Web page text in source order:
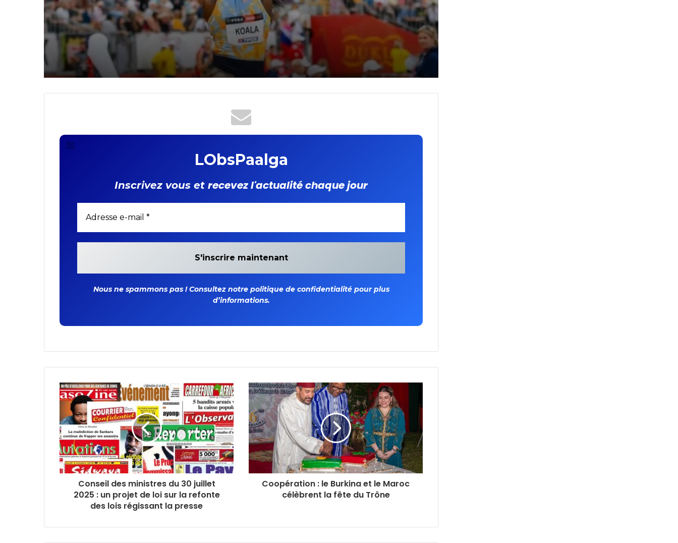
Athlétisme : Marthe Koala
décroche l’or au World
Continental Tour Silver
LObsPaalga
Inscrivez vous et recevez l'actualité chaque jour
Nous ne spammons pas ! Consultez notre politique de confidentialité pour plus
d’informations.
Conseil des ministres du 30 juillet
2025 : un projet de loi sur la refonte
des lois régissant la presse
Coopération : le Burkina et le Maroc
célèbrent la fête du Trône